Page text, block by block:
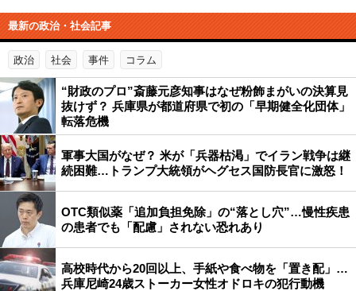
最新の政治・社会記事
政治 社会 事件 コラム
“財政のプロ”斎藤元彦知事はなぜ粉飾まがいの決算見
抜けず？ 兵庫県が都道府県で初の「早期健全化団体」
転落危機
軍事大国がなぜ？ 米が「兵器枯渇」でイラン戦争は継
続困難…トランプ大統領がヘグセス国防長官に激怒！
OTC類似薬「追加負担免除」の“落とし穴”…慢性疾患
の患者でも「配慮」されない恐れあり
高校時代から20回以上、手紙や食べ物を「置き配」…
兵庫尼崎24歳ストーカー女性オドロキの犯行動機